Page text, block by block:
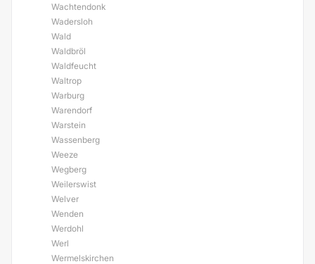
Wachtendonk
Wadersloh
Wald
Waldbröl
Waldfeucht
Waltrop
Warburg
Warendorf
Warstein
Wassenberg
Weeze
Wegberg
Weilerswist
Welver
Wenden
Werdohl
Werl
Wermelskirchen